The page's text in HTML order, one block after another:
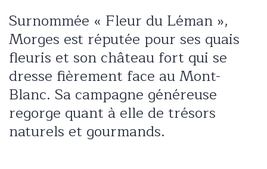
Surnommée « Fleur du Léman »,
Morges est réputée pour ses quais
fleuris et son château fort qui se
dresse fièrement face au Mont-
Blanc. Sa campagne généreuse
regorge quant à elle de trésors
naturels et gourmands.